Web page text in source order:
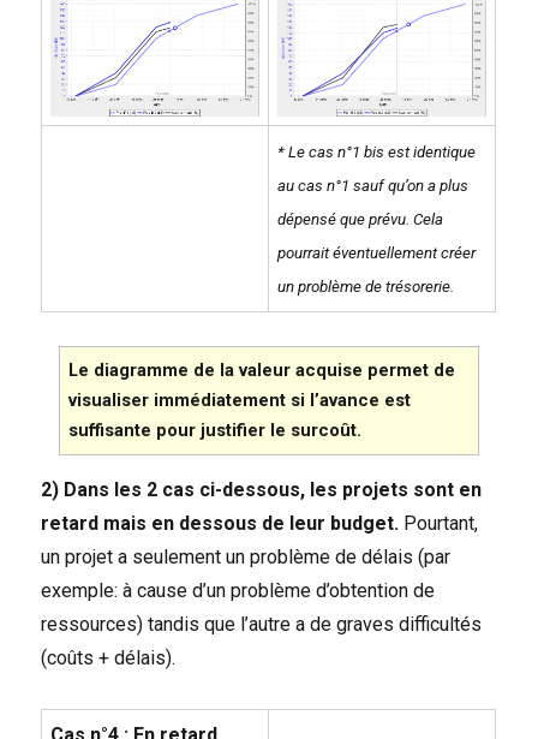
* Le cas n°1 bis est identique
au cas n°1 sauf qu’on a plus
dépensé que prévu. Cela
pourrait éventuellement créer
un problème de trésorerie.
Le diagramme de la valeur acquise permet de
visualiser immédiatement si l’avance est
suffisante pour justifier le surcoût.
2) Dans les 2 cas ci-dessous, les projets sont en
retard mais en dessous de leur budget. Pourtant,
un projet a seulement un problème de délais (par
exemple: à cause d’un problème d’obtention de
ressources) tandis que l’autre a de graves difficultés
(coûts + délais).